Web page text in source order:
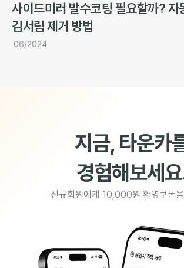
사이드미러 발수코팅 필요할까? 자
김서림 제거 방법
06/2024
지금, 타운카
경험해보세
신규회원에게 10,000원 환영쿠폰